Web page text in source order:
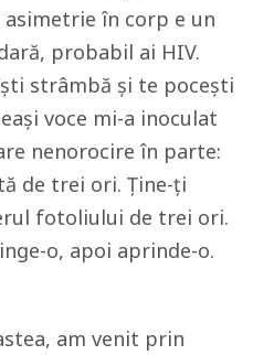
asimetrie în corp e un
probabil ai HIV.
strâmbă și te pocești
voce mi-a inoculat
nenorocire în parte:
de trei ori. Ține-ți
fotoliului de trei ori.
o, apoi aprinde-o.
am venit prin